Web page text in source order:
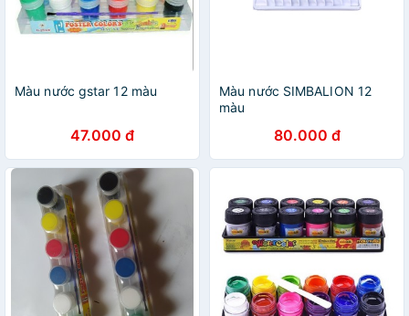
Màu nước gstar 12 màu
47.000 đ
Màu nước SIMBALION 12
màu
80.000 đ